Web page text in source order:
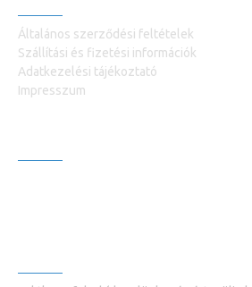
Általános szerződési feltételek
Szállítási és fizetési információk
Adatkezelési tájékoztató
Impresszum